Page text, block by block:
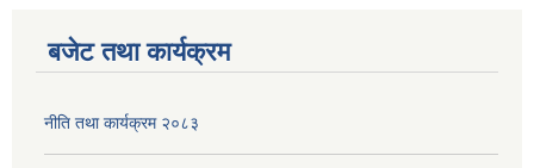
बजेट तथा कार्यक्रम
नीति तथा कार्यक्रम २०८३